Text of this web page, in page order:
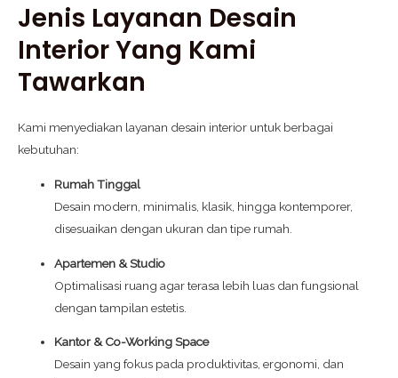
Jenis Layanan Desain
Interior Yang Kami
Tawarkan
Kami menyediakan layanan desain interior untuk berbagai
kebutuhan:
Rumah Tinggal
Desain modern, minimalis, klasik, hingga kontemporer,
disesuaikan dengan ukuran dan tipe rumah.
Apartemen & Studio
Optimalisasi ruang agar terasa lebih luas dan fungsional
dengan tampilan estetis.
Kantor & Co-Working Space
Desain yang fokus pada produktivitas, ergonomi, dan